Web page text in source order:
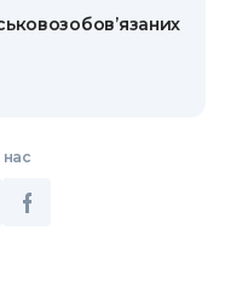
нас